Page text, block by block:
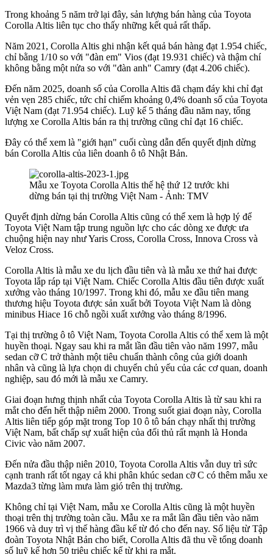
Trong khoảng 5 năm trở lại đây, sản lượng bán hàng của Toyota
Corolla Altis liên tục cho thấy những kết quả rất thấp.
Năm 2021, Corolla Altis ghi nhận kết quả bán hàng đạt 1.954 chiếc,
chỉ bằng 1/10 so với "đàn em" Vios (đạt 19.931 chiếc) và thậm chí
không bằng một nửa so với "đàn anh" Camry (đạt 4.206 chiếc).
Đến năm 2025, doanh số của Corolla Altis đã chạm đáy khi chỉ đạt
vẻn vẹn 285 chiếc, tức chỉ chiếm khoảng 0,4% doanh số của Toyota
Việt Nam (đạt 71.954 chiếc). Luỹ kế 5 tháng đầu năm nay, tổng
lượng xe Corolla Altis bán ra thị trường cũng chỉ đạt 16 chiếc.
Đây có thể xem là "giới hạn" cuối cùng dẫn đến quyết định dừng
bán Corolla Altis của liên doanh ô tô Nhật Bản.
Mẫu xe Toyota Corolla Altis thế hệ thứ 12 trước khi
dừng bán tại thị trường Việt Nam - Ảnh: TMV
Quyết định dừng bán Corolla Altis cũng có thể xem là hợp lý để
Toyota Việt Nam tập trung nguồn lực cho các dòng xe được ưa
chuộng hiện nay như Yaris Cross, Corolla Cross, Innova Cross và
Veloz Cross.
Corolla Altis là mẫu xe du lịch đầu tiên và là mẫu xe thứ hai được
Toyota lắp ráp tại Việt Nam. Chiếc Corolla Altis đầu tiên được xuất
xưởng vào tháng 10/1997. Trong khi đó, mẫu xe đầu tiên mang
thương hiệu Toyota được sản xuất bởi Toyota Việt Nam là dòng
minibus Hiace 16 chỗ ngồi xuất xưởng vào tháng 8/1996.
Tại thị trường ô tô Việt Nam, Toyota Corolla Altis có thể xem là một
huyền thoại. Ngay sau khi ra mắt lần đầu tiên vào năm 1997, mẫu
sedan cỡ C trở thành một tiêu chuẩn thành công của giới doanh
nhân và cũng là lựa chọn di chuyển chủ yếu của các cơ quan, doanh
nghiệp, sau đó mới là mẫu xe Camry.
Giai đoạn hưng thịnh nhất của Toyota Corolla Altis là từ sau khi ra
mắt cho đến hết thập niêm 2000. Trong suốt giai đoạn này, Corolla
Altis liên tiếp góp mặt trong Top 10 ô tô bán chạy nhất thị trường
Việt Nam, bất chấp sự xuất hiện của đối thủ rất mạnh là Honda
Civic vào năm 2007.
Đến nửa đầu thập niên 2010, Toyota Corolla Altis vẫn duy trì sức
cạnh tranh rất tốt ngay cả khi phân khúc sedan cỡ C có thêm mẫu xe
Mazda3 từng làm mưa làm gió trên thị trường.
Không chỉ tại Việt Nam, mẫu xe Corolla Altis cũng là một huyền
thoại trên thị trường toàn cầu. Mẫu xe ra mắt lần đầu tiên vào năm
1966 và duy trì vị thế hàng đầu kể từ đó cho đến nay. Số liệu từ Tập
đoàn Toyota Nhật Bản cho biết, Corolla Altis đã thu về tổng doanh
số luỹ kế hơn 50 triệu chiếc kể từ khi ra mắt.